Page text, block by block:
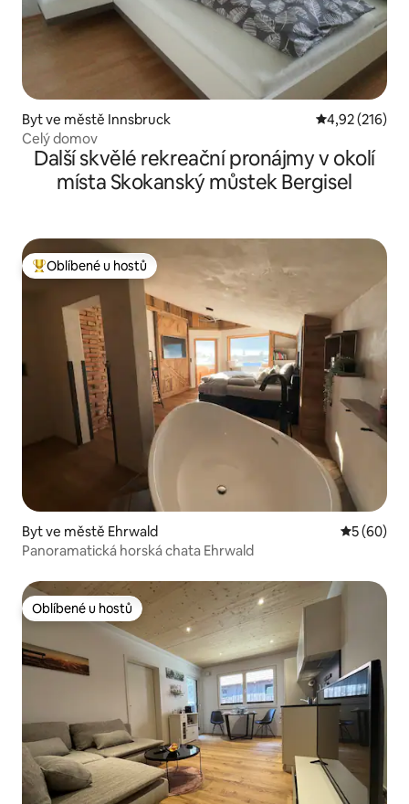
Byt ve městě Innsbruck Průměrné
4,92 (216)
Celý domov
Další skvělé rekreační pronájmy v okolí
místa Skokanský můstek Bergisel
Nejlepší v kategorii Oblíbené u hostů
Oblíbené u hostů
Byt ve městě Ehrwald Průměrné
5 (60)
Panoramatická horská chata Ehrwald
Oblíbené u hostů
Oblíbené u hostů